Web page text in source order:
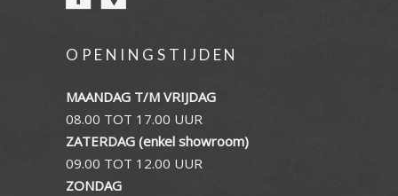
OPENINGSTIJDEN
MAANDAG T/M VRIJDAG
08.00 TOT 17.00 UUR
ZATERDAG (enkel showroom)
09.00 TOT 12.00 UUR
ZONDAG